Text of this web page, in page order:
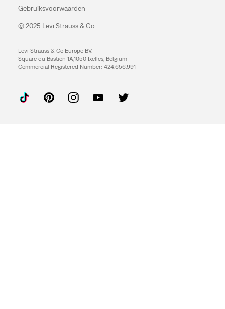
Gebruiksvoorwaarden
© 2025 Levi Strauss & Co.
Levi Strauss & Co Europe BV.
Square du Bastion 1A,1050 Ixelles, Belgium
Commercial Registered Number: 424.656.991